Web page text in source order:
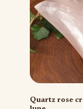
Quartz rose